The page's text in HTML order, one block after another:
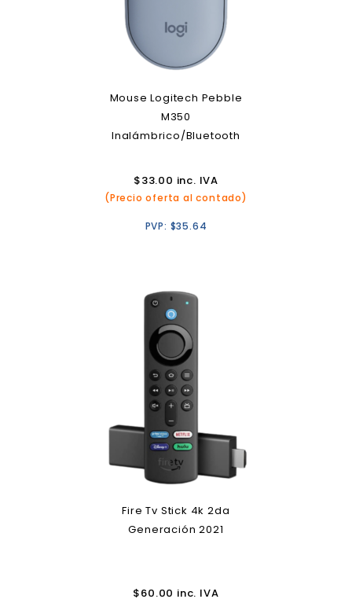
Mouse Logitech Pebble
M350
Inalámbrico/Bluetooth
$33.00 inc. IVA
(Precio oferta al contado)
PVP: $35.64
Fire Tv Stick 4k 2da
Generación 2021
$60.00 inc. IVA